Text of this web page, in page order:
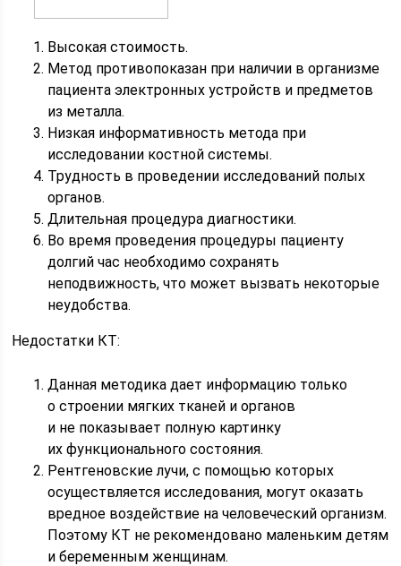
Высокая стоимость.
Метод противопоказан при наличии в организме
пациента электронных устройств и предметов
из металла.
Низкая информативность метода при
исследовании костной системы.
Трудность в проведении исследований полых
органов.
Длительная процедура диагностики.
Во время проведения процедуры пациенту
долгий час необходимо сохранять
неподвижность, что может вызвать некоторые
неудобства.
Недостатки КТ:
Данная методика дает информацию только
о строении мягких тканей и органов
и не показывает полную картинку
их функционального состояния.
Рентгеновские лучи, с помощью которых
осуществляется исследования, могут оказать
вредное воздействие на человеческий организм.
Поэтому КТ не рекомендовано маленьким детям
и беременным женщинам.